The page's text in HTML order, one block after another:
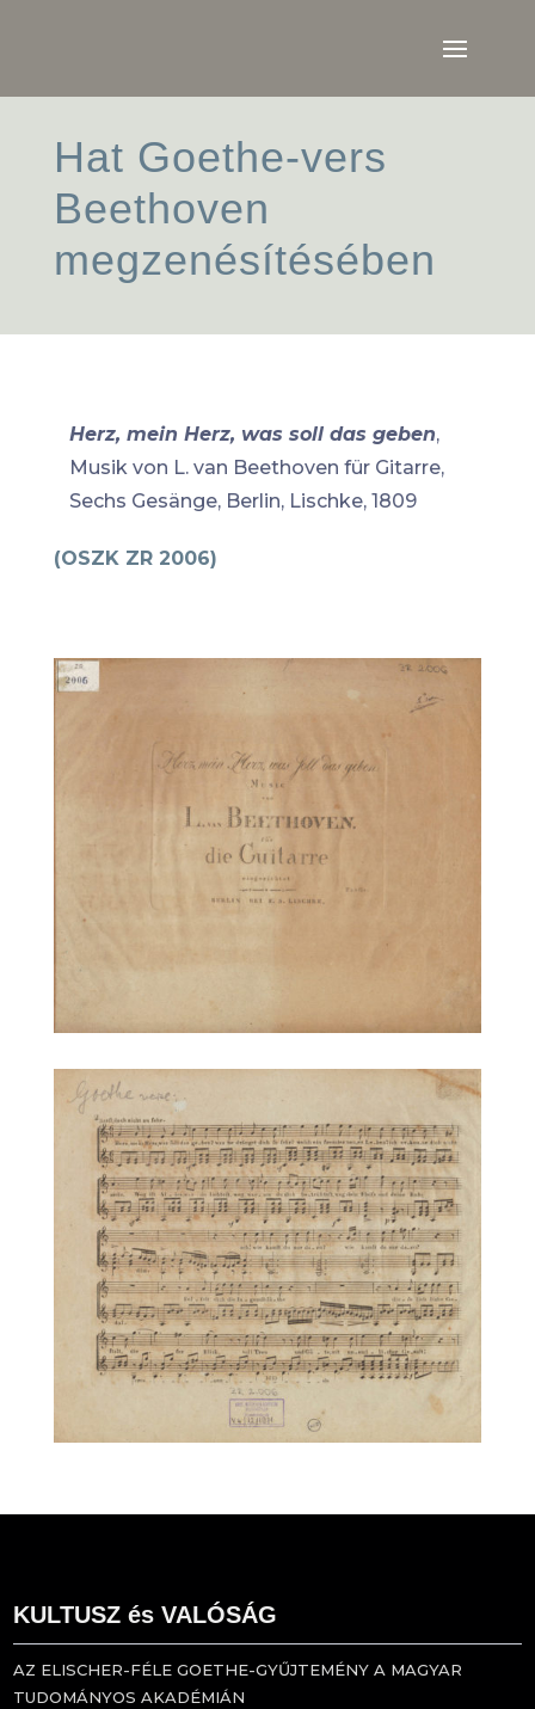
Hat Goethe-vers
Beethoven
megzenésítésében
Herz, mein Herz, was soll das geben,
Musik von L. van Beethoven für Gitarre,
Sechs Gesänge, Berlin, Lischke, 1809
(OSZK ZR 2006)
KULTUSZ és VALÓSÁG
AZ ELISCHER-FÉLE GOETHE-GYŰJTEMÉNY A MAGYAR
TUDOMÁNYOS AKADÉMIÁN